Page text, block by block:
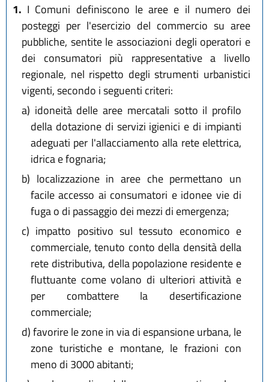
1. I Comuni definiscono le aree e il numero dei
posteggi per l'esercizio del commercio su aree
pubbliche, sentite le associazioni degli operatori e
dei consumatori più rappresentative a livello
regionale, nel rispetto degli strumenti urbanistici
vigenti, secondo i seguenti criteri:
a) idoneità delle aree mercatali sotto il profilo
della dotazione di servizi igienici e di impianti
adeguati per l'allacciamento alla rete elettrica,
idrica e fognaria;
b) localizzazione in aree che permettano un
facile accesso ai consumatori e idonee vie di
fuga o di passaggio dei mezzi di emergenza;
c) impatto positivo sul tessuto economico e
commerciale, tenuto conto della densità della
rete distributiva, della popolazione residente e
fluttuante come volano di ulteriori attività e
per combattere la desertificazione
commerciale;
d)favorire le zone in via di espansione urbana, le
zone turistiche e montane, le frazioni con
meno di 3000 abitanti;